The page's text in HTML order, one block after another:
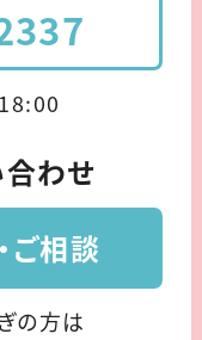
わせ
ご相談
の方は